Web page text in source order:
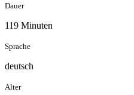
Dauer
119 Minuten
Sprache
deutsch
Alter